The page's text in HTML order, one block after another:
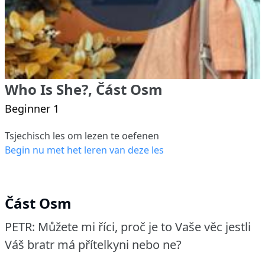
Who Is She?, Část Osm
Beginner 1
Tsjechisch les om lezen te oefenen
Begin nu met het leren van deze les
Část Osm
PETR: Můžete mi říci, proč je to Vaše věc jestli
Váš bratr má přítelkyni nebo ne?